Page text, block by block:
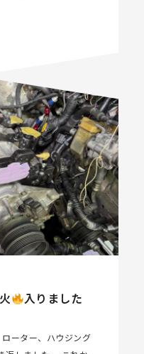
入りました
ーター、ハウジング